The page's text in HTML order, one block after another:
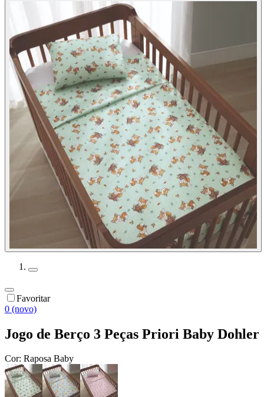
Favoritar
0 (novo)
Jogo de Berço 3 Peças Priori Baby Dohler
Cor: Raposa Baby